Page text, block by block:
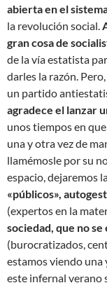
abierta en el
la revolución social.
gran cosa de
de la vía estatista
darles la razón.
un partido
agradece el lanzar
unos tiempos en
una y otra vez de
llamémosle por su
espacio, dejaremos
«públicos»,
(expertos en la
sociedad, que no
(burocratizados,
estamos viendo una
este infernal verano